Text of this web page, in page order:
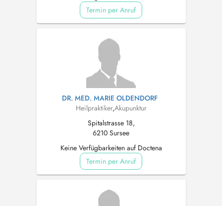
Termin per Anruf
DR. MED. MARIE OLDENDORF
Heilpraktiker,Akupunktur
Spitalstrasse 18,
6210 Sursee
Keine Verfügbarkeiten auf Doctena
Termin per Anruf